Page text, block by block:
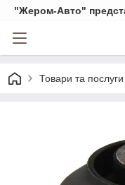
"Жером-Авто"
Товари та послуги